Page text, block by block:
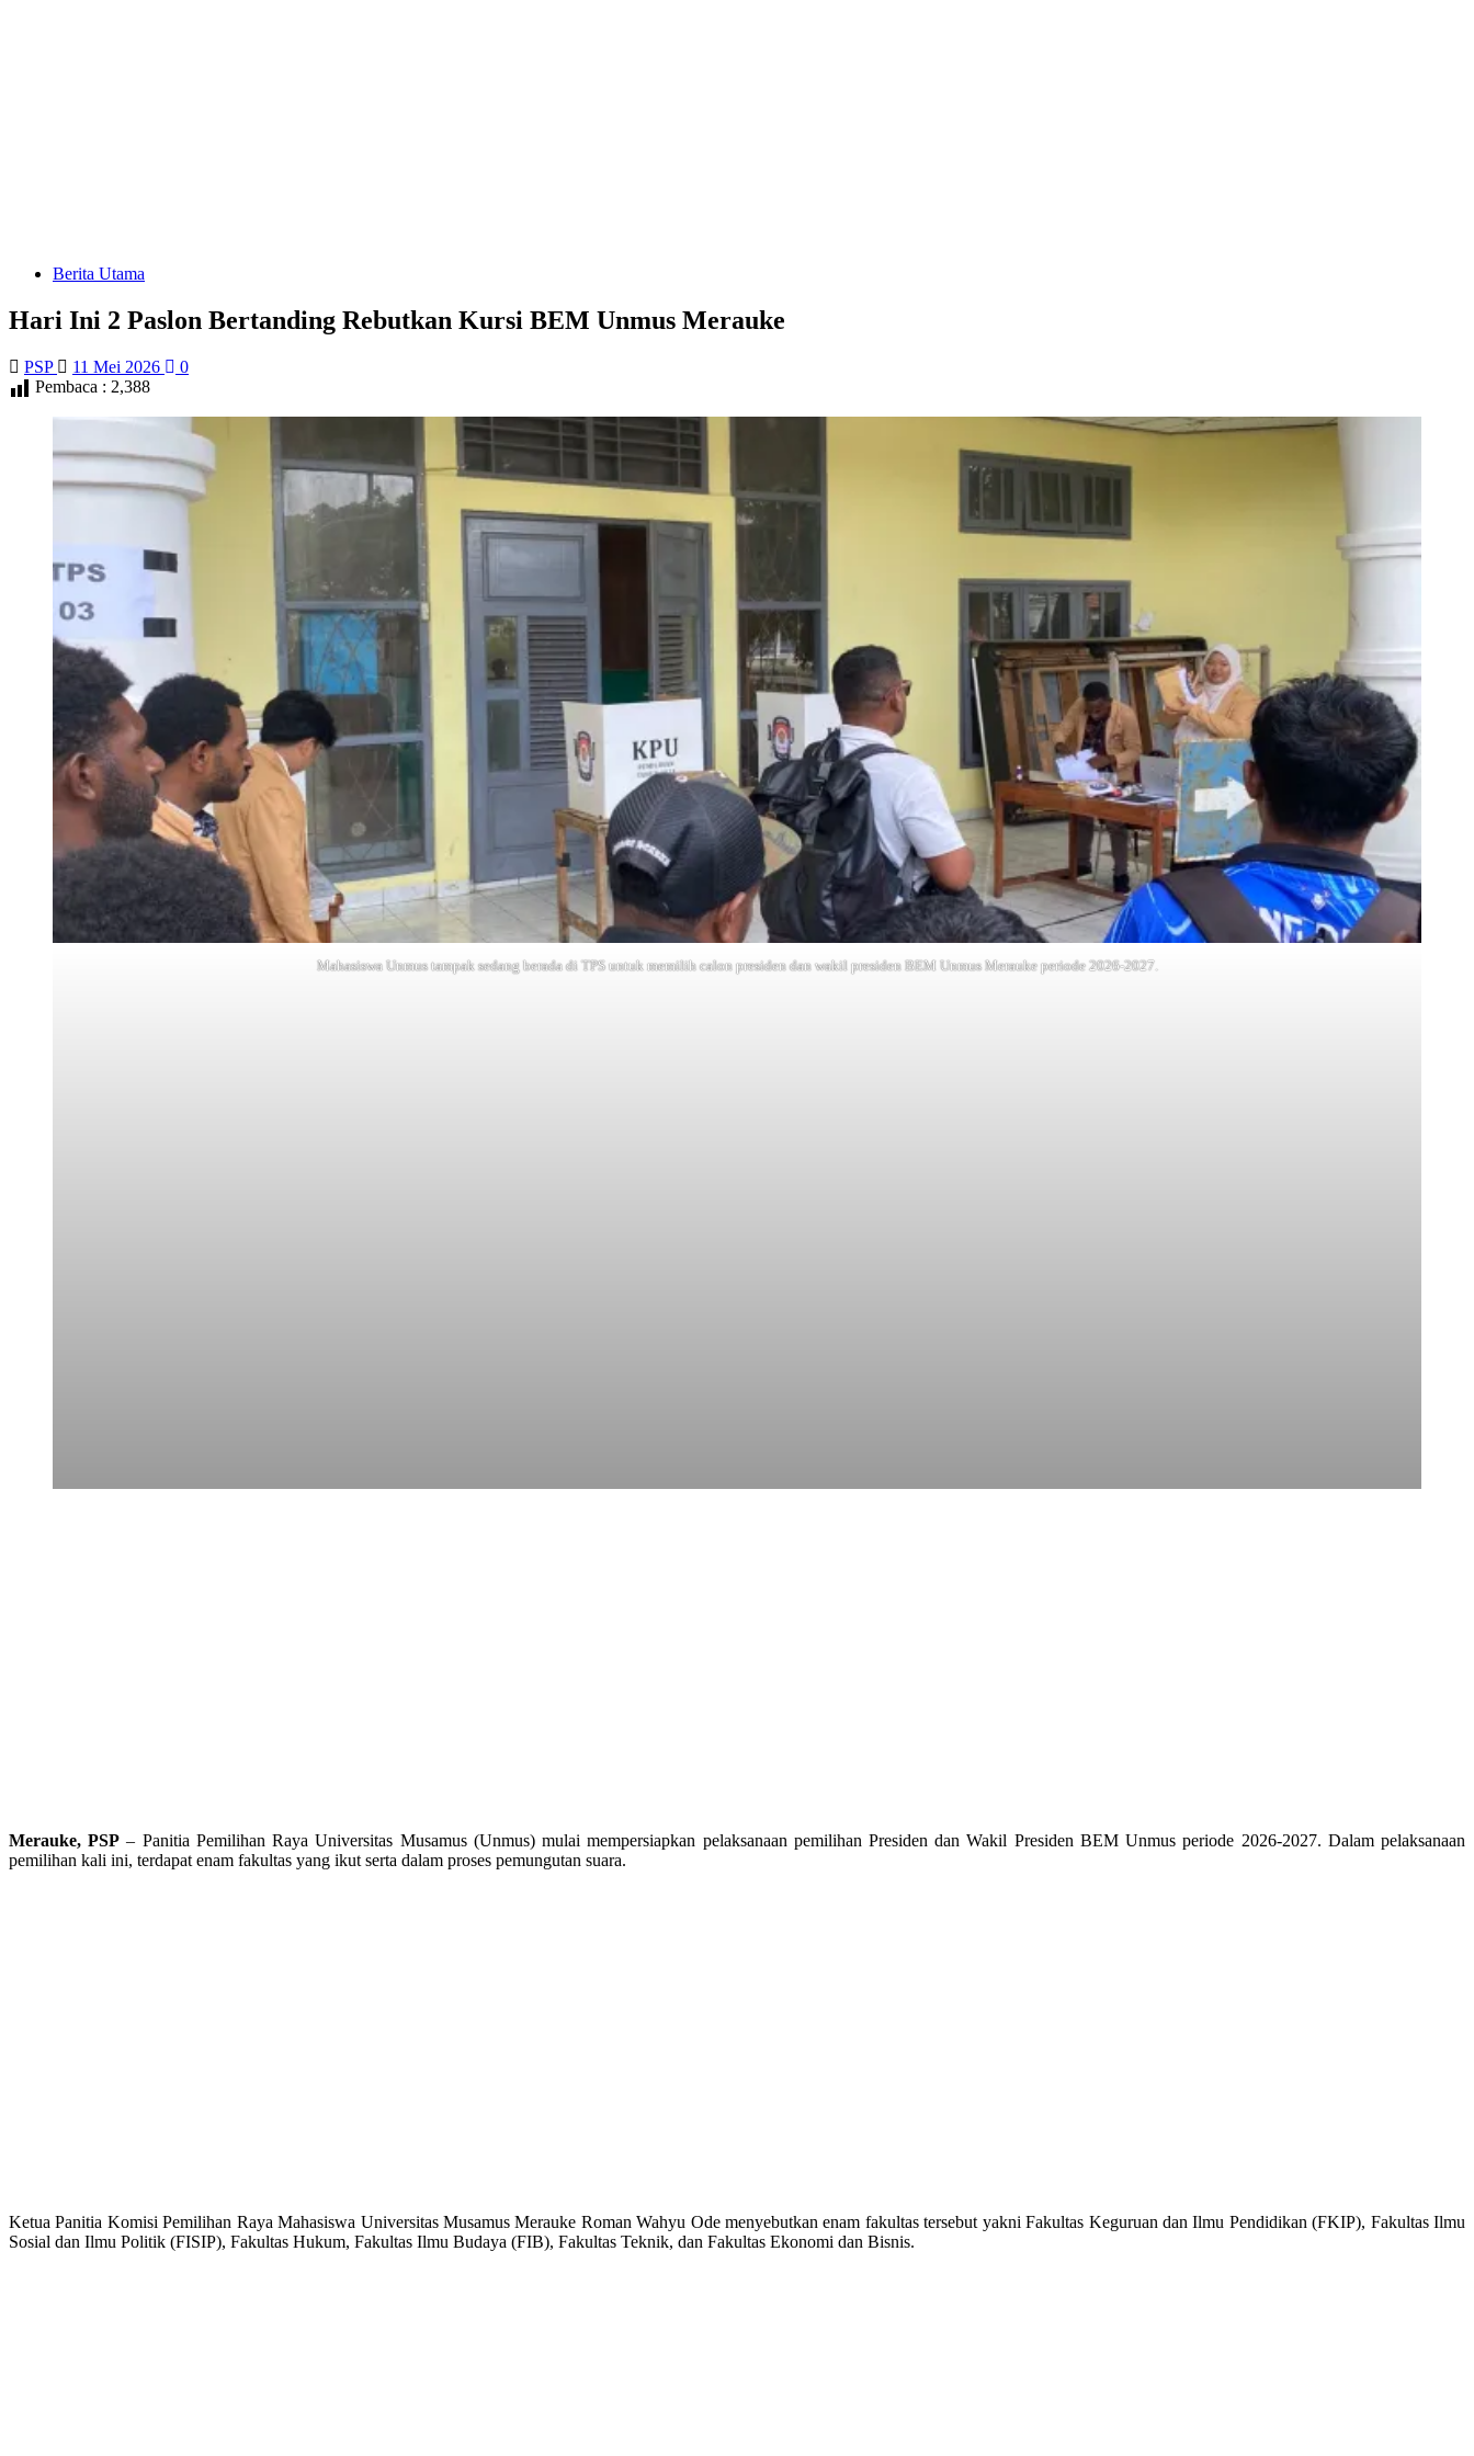
Berita Utama
Hari Ini 2 Paslon Bertanding Rebutkan Kursi BEM Unmus Merauke
PSP 11 Mei 2026
0
Pembaca : 2,388
Mahasiswa Unmus tampak sedang berada di TPS untuk memilih calon presiden dan wakil presiden BEM Unmus Merauke periode 2026-2027.
Merauke, PSP – Panitia Pemilihan Raya Universitas Musamus (Unmus) mulai mempersiapkan pelaksanaan pemilihan Presiden dan Wakil Presiden BEM Unmus periode 2026-2027. Dalam pelaksanaan
pemilihan kali ini, terdapat enam fakultas yang ikut serta dalam proses pemungutan suara.
Ketua Panitia Komisi Pemilihan Raya Mahasiswa Universitas Musamus Merauke Roman Wahyu Ode menyebutkan enam fakultas tersebut yakni Fakultas Keguruan dan Ilmu Pendidikan (FKIP), Fakultas Ilmu
Sosial dan Ilmu Politik (FISIP), Fakultas Hukum, Fakultas Ilmu Budaya (FIB), Fakultas Teknik, dan Fakultas Ekonomi dan Bisnis.